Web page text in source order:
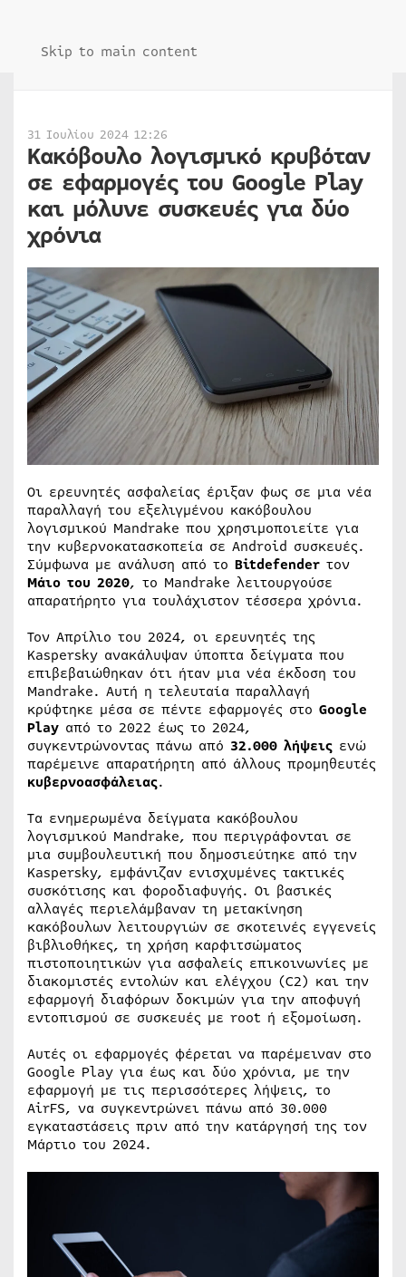
Skip to main content
31 Ιουλίου 2024 12:26
Κακόβουλο λογισμικό κρυβόταν
σε εφαρμογές του Google Play
και μόλυνε συσκευές για δύο
χρόνια
Οι ερευνητές ασφαλείας έριξαν φως σε μια νέα
παραλλαγή του εξελιγμένου κακόβουλου
λογισμικού Mandrake που χρησιμοποιείτε για
την κυβερνοκατασκοπεία σε Android συσκευές.
Σύμφωνα με ανάλυση από το Bitdefender τον
Μάιο του 2020, το Mandrake λειτουργούσε
απαρατήρητο για τουλάχιστον τέσσερα χρόνια.
Τον Απρίλιο του 2024, οι ερευνητές της
Kaspersky ανακάλυψαν ύποπτα δείγματα που
επιβεβαιώθηκαν ότι ήταν μια νέα έκδοση του
Mandrake. Αυτή η τελευταία παραλλαγή
κρύφτηκε μέσα σε πέντε εφαρμογές στο Google
Play από το 2022 έως το 2024,
συγκεντρώνοντας πάνω από 32.000 λήψεις ενώ
παρέμεινε απαρατήρητη από άλλους προμηθευτές
κυβερνοασφάλειας.
Τα ενημερωμένα δείγματα κακόβουλου
λογισμικού Mandrake, που περιγράφονται σε
μια συμβουλευτική που δημοσιεύτηκε από την
Kaspersky, εμφάνιζαν ενισχυμένες τακτικές
συσκότισης και φοροδιαφυγής. Οι βασικές
αλλαγές περιελάμβαναν τη μετακίνηση
κακόβουλων λειτουργιών σε σκοτεινές εγγενείς
βιβλιοθήκες, τη χρήση καρφιτσώματος
πιστοποιητικών για ασφαλείς επικοινωνίες με
διακομιστές εντολών και ελέγχου (C2) και την
εφαρμογή διαφόρων δοκιμών για την αποφυγή
εντοπισμού σε συσκευές με root ή εξομοίωση.
Αυτές οι εφαρμογές φέρεται να παρέμειναν στο
Google Play για έως και δύο χρόνια, με την
εφαρμογή με τις περισσότερες λήψεις, το
AirFS, να συγκεντρώνει πάνω από 30.000
εγκαταστάσεις πριν από την κατάργησή της τον
Μάρτιο του 2024.